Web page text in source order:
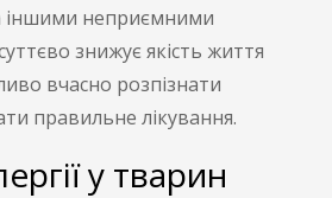
іншими неприємними
знижує якість життя
вчасно розпізнати
правильне лікування.
у тварин